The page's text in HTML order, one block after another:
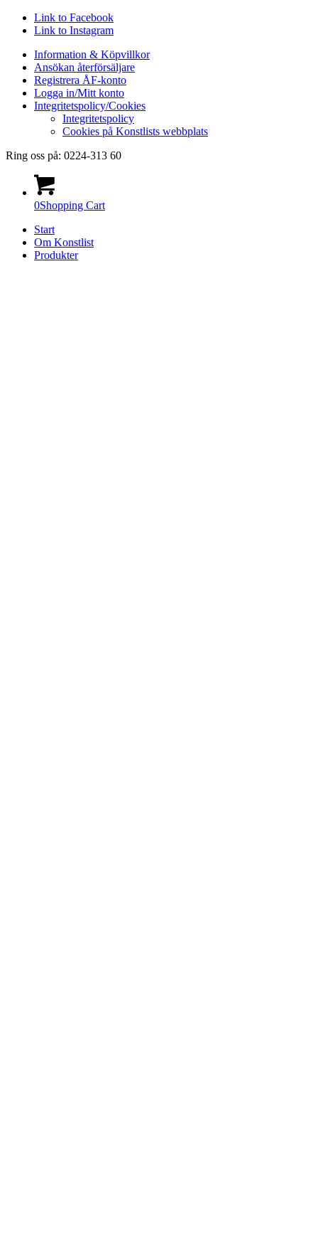
Link to Facebook
Link to Instagram
Information & Köpvillkor
Ansökan återförsäljare
Registrera ÅF-konto
Logga in/Mitt konto
Integritetspolicy/Cookies
Integritetspolicy
Cookies på Konstlists webbplats
Ring oss på: 0224-313 60
0Shopping Cart
Start
Om Konstlist
Produkter